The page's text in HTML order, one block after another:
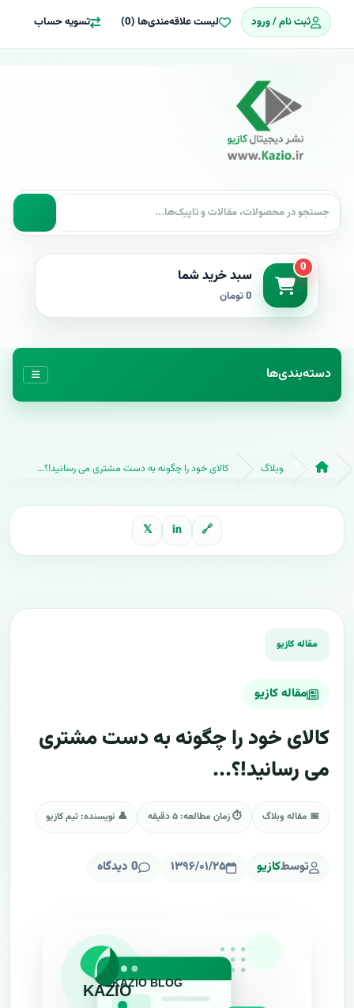
ثبت نام / ورود لیست علاقه‌مندی‌ها (0) تسویه حساب
0 سبد خرید شما
0 تومان
دسته‌بندی‌ها
وبلاگ کالای خود را چگونه به دست مشتری می رسانید!؟...
مقاله کازیو
کالای خود را چگونه به دست مشتری
می رسانید!؟...
📅 مقاله وبلاگ ⏱ زمان مطالعه: ۵ دقیقه 👤 نویسنده: تیم کازیو
توسطکازیو ۱۳۹۶/۰۱/۲۵ 0 دیدگاه
🔗
in
𝕏